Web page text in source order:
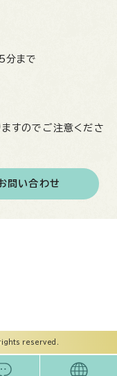
分まで
すのでご注意くださ
問い合わせ
reserved.